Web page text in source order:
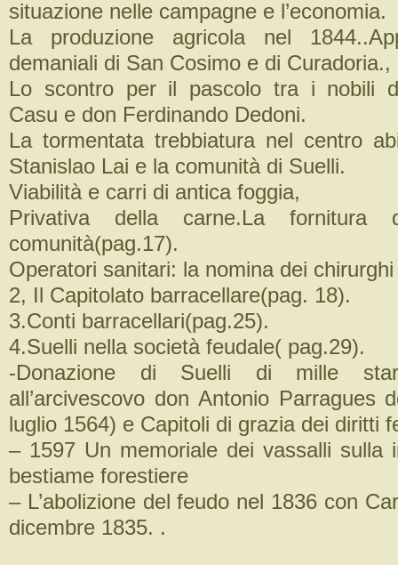
situazione nelle campagne e l’economia.
La produzione agricola nel
demaniali di San Cosimo e di Curadoria.,
Lo scontro per il pascolo tra i nobili
Casu e don Ferdinando Dedoni.
La tormentata trebbiatura nel centro
Stanislao Lai e la comunità di Suelli.
Viabilità e carri di antica foggia,
Privativa della carne.La
comunità(pag.17).
Operatori sanitari: la nomina dei
2, Il Capitolato barracellare(pag. 18).
3.Conti barracellari(pag.25).
4.Suelli nella società feudale( pag.29).
-Donazione di Suelli di mille
all’arcivescovo don Antonio Parragues
luglio 1564) e Capitoli di grazia dei diritti
– 1597 Un memoriale dei vassalli sulla
bestiame forestiere
– L’abolizione del feudo nel 1836 con
dicembre 1835. .